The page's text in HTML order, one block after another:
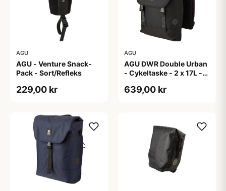
AGU
AGU - Venture Snack-
Pack - Sort/Refleks
229,00 kr
AGU
AGU DWR Double Urban
- Cykeltaske - 2 x 17L -
639,00 kr